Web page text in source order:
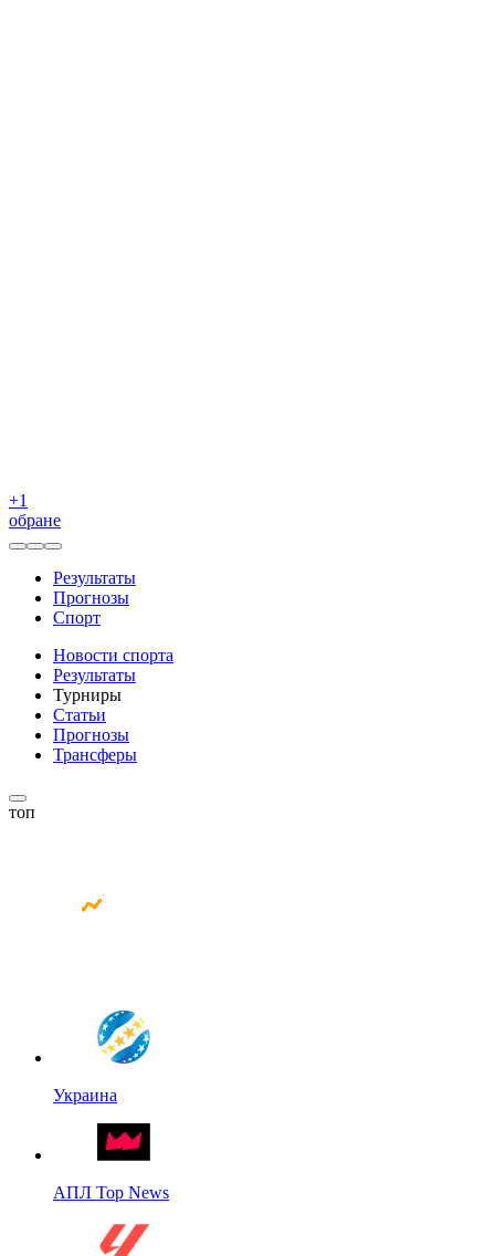
+1
обране
Результаты
Прогнозы
Спорт
Новости спорта
Результаты
Турниры
Статьи
Прогнозы
Трансферы
топ
Украина
АПЛ Top News